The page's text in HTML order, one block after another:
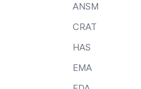
ANSM
CRAT
HAS
EMA